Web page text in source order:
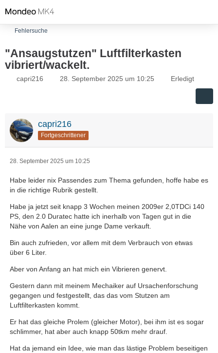
Fehlersuche
"Ansaugstutzen" Luftfilterkasten
vibriert/wackelt.
capri216 28. September 2025 um 10:25 Erledigt
capri216
Fortgeschrittener
28. September 2025 um 10:25
Habe leider nix Passendes zum Thema gefunden, hoffe habe es
in die richtige Rubrik gestellt.
Habe ja jetzt seit knapp 3 Wochen meinen 2009er 2,0TDCi 140
PS, den 2.0 Duratec hatte ich inerhalb von Tagen gut in die
Nähe von Aalen an eine junge Dame verkauft.
Bin auch zufrieden, vor allem mit dem Verbrauch von etwas
über 6 Liter.
Aber von Anfang an hat mich ein Vibrieren genervt.
Gestern dann mit meinem Mechaiker auf Ursachenforschung
gegangen und festgestellt, das das vom Stutzen am
Luftfilterkasten kommt.
Er hat das gleiche Prolem (gleicher Motor), bei ihm ist es sogar
schlimmer, hat aber auch knapp 50tkm mehr drauf.
Hat da jemand ein Idee, wie man das lästige Problem beseitigen